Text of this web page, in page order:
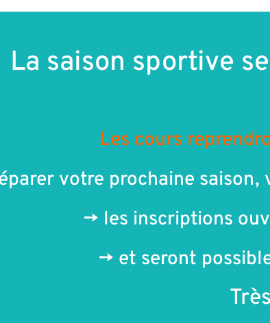
La saison sportive
Les cours
votre prochaine
-> les inscriptions
-> et seront